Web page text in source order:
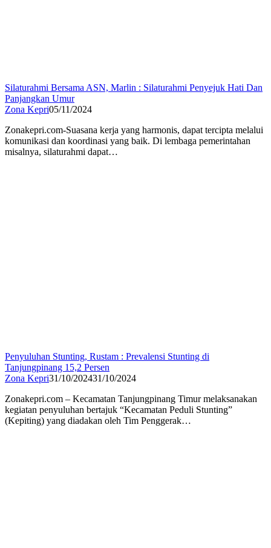
Silaturahmi Bersama ASN, Marlin : Silaturahmi Penyejuk Hati Dan
Panjangkan Umur
Zona Kepri05/11/2024
Zonakepri.com-Suasana kerja yang harmonis, dapat tercipta melalui
komunikasi dan koordinasi yang baik. Di lembaga pemerintahan
misalnya, silaturahmi dapat…
Penyuluhan Stunting, Rustam : Prevalensi Stunting di
Tanjungpinang 15,2 Persen
Zona Kepri31/10/202431/10/2024
Zonakepri.com – Kecamatan Tanjungpinang Timur melaksanakan
kegiatan penyuluhan bertajuk “Kecamatan Peduli Stunting”
(Kepiting) yang diadakan oleh Tim Penggerak…